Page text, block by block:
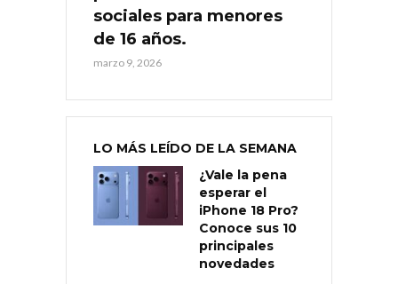
sociales para menores
de 16 años.
marzo 9, 2026
LO MÁS LEÍDO DE LA SEMANA
¿Vale la pena
esperar el
iPhone 18 Pro?
Conoce sus 10
principales
novedades